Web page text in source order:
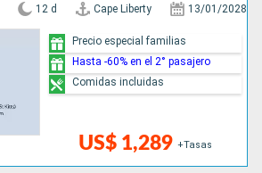
12 d Cape Liberty 13/01/2028
US$ 1,289 +Tasas
Precio especial familias
Hasta -60% en el 2° pasajero
Comidas incluidas